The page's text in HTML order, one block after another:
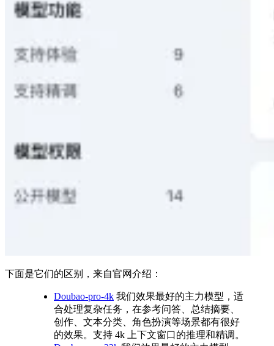
下面是它们的区别，来自官网介绍：
Doubao-pro-4k 我们效果最好的主力模型，适
合处理复杂任务，在参考问答、总结摘要、
创作、文本分类、角色扮演等场景都有很好
的效果。支持 4k 上下文窗口的推理和精调。